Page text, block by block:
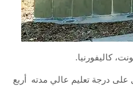
إلى 324,700 دولارًا أمريكيًا للحصول على درجة تعليم عالي مدته أربع